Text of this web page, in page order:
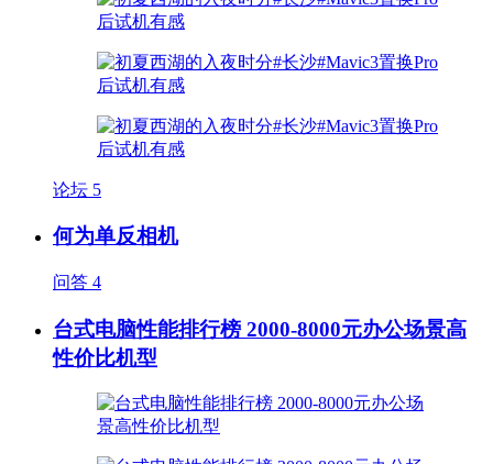
论坛 5
何为单反相机
问答 4
台式电脑性能排行榜 2000-8000元办公场景高
性价比机型